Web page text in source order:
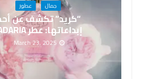
جمال عطور
“كريد” تكشف عن
إبداعاتها: عطر ELADARIA
March 23, 2025